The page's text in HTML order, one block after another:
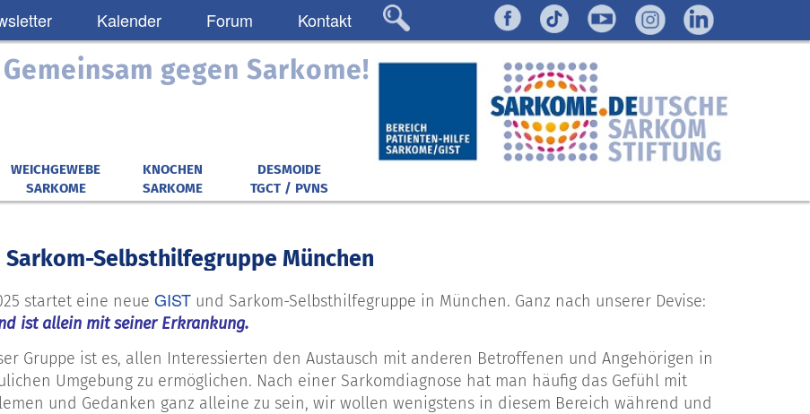
Kalender Forum Kontakt
gegen Sarkome!
WEICHGEWEBE
SARKOME
KNOCHEN
SARKOME
DESMOIDE
TGCT / PVNS
Sarkom-Selbsthilfegruppe München
startet eine neue GIST und Sarkom-Selbsthilfegruppe in München. Ganz nach unserer Devise:
ist allein mit seiner Erkrankung.
Gruppe ist es, allen Interessierten den Austausch mit anderen Betroffenen und Angehörigen in
Umgebung zu ermöglichen. Nach einer Sarkomdiagnose hat man häufig das Gefühl mit
und Gedanken ganz alleine zu sein, wir wollen wenigstens in diesem Bereich während und